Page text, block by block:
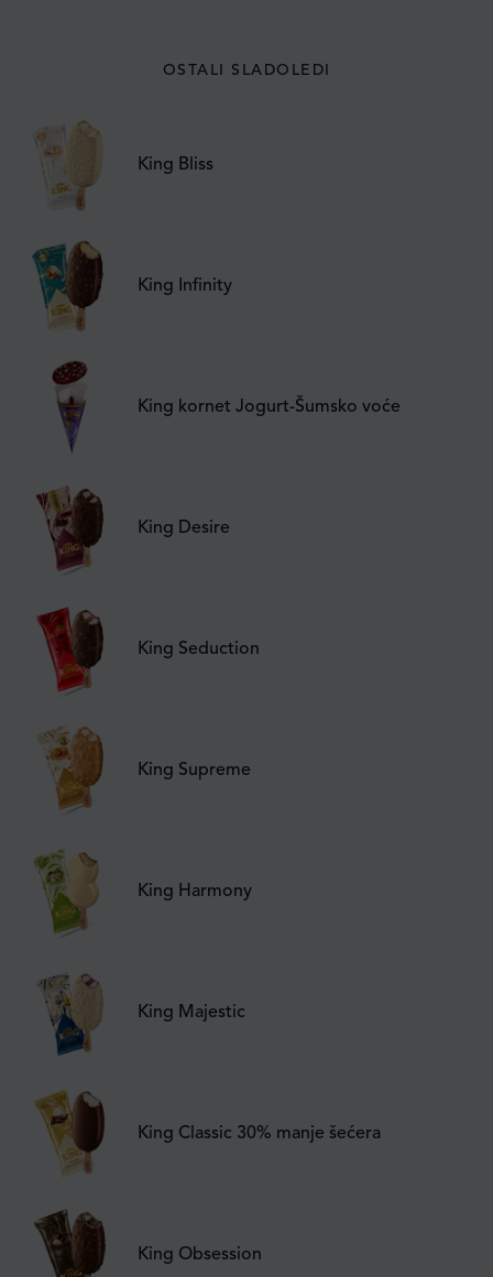
OSTALI SLADOLEDI
King Bliss
King Infinity
King kornet Jogurt-Šumsko voće
King Desire
King Seduction
King Supreme
King Harmony
King Majestic
King Classic 30% manje šećera
King Obsession